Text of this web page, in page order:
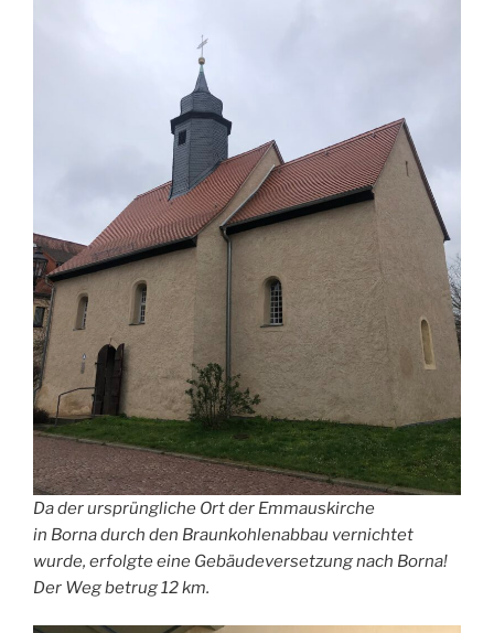
Da der ursprüngliche Ort der Emmauskirche
in Borna durch den Braunkohlenabbau vernichtet
wurde, erfolgte eine Gebäudeversetzung nach Borna!
Der Weg betrug 12 km.